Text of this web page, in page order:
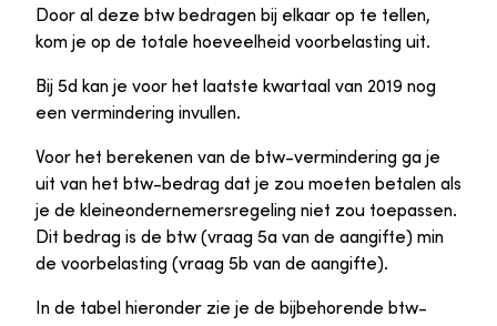
Door al deze btw bedragen bij elkaar op te tellen,
kom je op de totale hoeveelheid voorbelasting uit.
Bij 5d kan je voor het laatste kwartaal van 2019 nog
een vermindering invullen.
Voor het berekenen van de btw-vermindering ga je
uit van het btw-bedrag dat je zou moeten betalen als
je de kleineondernemersregeling niet zou toepassen.
Dit bedrag is de btw (vraag 5a van de aangifte) min
de voorbelasting (vraag 5b van de aangifte).
In de tabel hieronder zie je de bijbehorende btw-